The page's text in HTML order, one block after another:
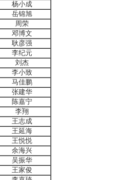
杨小成
岳锦旭
周荣
邓博文
耿彦强
李纪元
刘杰
李小致
马佳鹏
张建华
陈嘉宁
李翔
王志成
王延海
王悦悦
余海兴
吴振华
王家俊